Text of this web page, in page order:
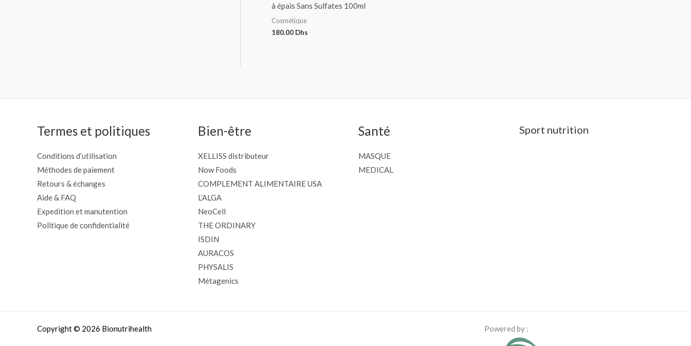
à épais Sans Sulfates 100ml
Cosmétique
180.00 Dhs
Termes et politiques
Conditions d’utilisation
Méthodes de paiement
Retours & échanges
Aide & FAQ
Expedition et manutention
Politique de confidentialité
Bien-être
XELLISS distributeur
Now Foods
COMPLEMENT ALIMENTAIRE USA
L’ALGA
NeoCell
THE ORDINARY
ISDIN
AURACOS
PHYSALIS
Métagenics
Santé
MASQUE
MEDICAL
Sport nutrition
Copyright © 2026 Bionutrihealth Powered by :